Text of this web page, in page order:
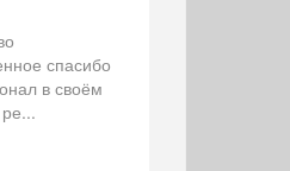
спасибо
в своём